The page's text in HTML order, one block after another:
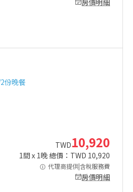
份晚餐
TWD10,920
1間 x 1晚 總價：TWD 10,920
代理商提供|含稅服務費
房價明細